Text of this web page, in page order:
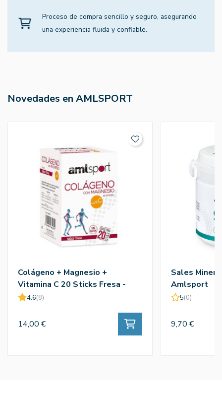
Proceso de compra sencillo y seguro, asegurando
una experiencia fluida y confiable.
Novedades en AMLSPORT
Colágeno + Magnesio +
Vitamina C 20 Sticks Fresa -
Amlsport
4.6(8)
14,00 €
Sales
Amlsport
5(0)
9,70 €